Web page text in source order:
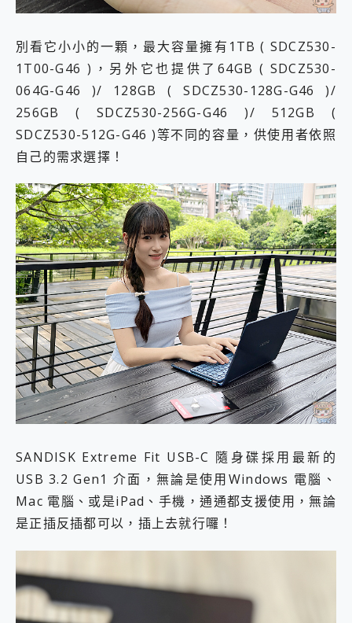
別看它小小的一顆，最大容量擁有1TB ( SDCZ530-
1T00-G46 )，另外它也提供了64GB ( SDCZ530-
064G-G46 )/ 128GB ( SDCZ530-128G-G46 )/
256GB ( SDCZ530-256G-G46 )/ 512GB (
SDCZ530-512G-G46 )等不同的容量，供使用者依照
自己的需求選擇！
SANDISK Extreme Fit USB-C 隨身碟採用最新的
USB 3.2 Gen1 介面，無論是使用Windows 電腦、
Mac 電腦、或是iPad、手機，通通都支援使用，無論
是正插反插都可以，插上去就行囉！